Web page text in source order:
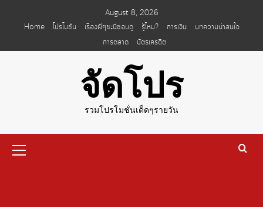
August 8, 2026
Home
โปรโมชั่น เรื่องผีๆชะนีชอบดู รู้ไหม? การเงิน
บทความน่าสนใจ
การตลาด
บัตรเครดิต
จัดโปร
รวมโปรโมชั่นเด็ดๆรายวัน
Menu